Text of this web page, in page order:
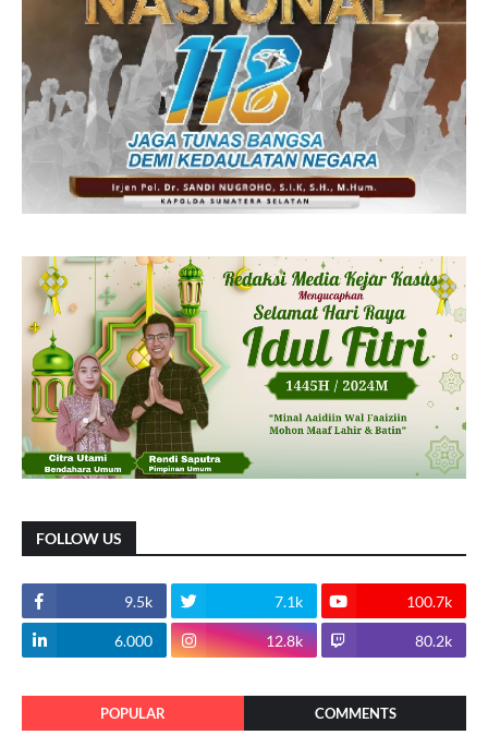
FOLLOW US
9.5k 7.1k 100.7k
6.000 12.8k 80.2k
POPULAR COMMENTS